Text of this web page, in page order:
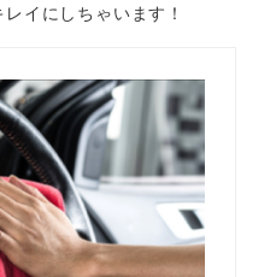
イにしちゃいます！